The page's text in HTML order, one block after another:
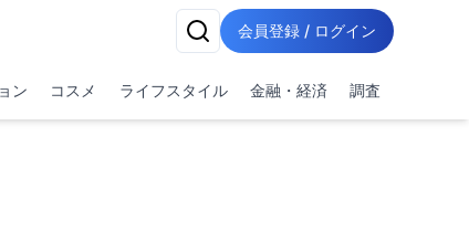
会員登録 / ログイン
ン コスメ ライフスタイル 金融・経済 調査